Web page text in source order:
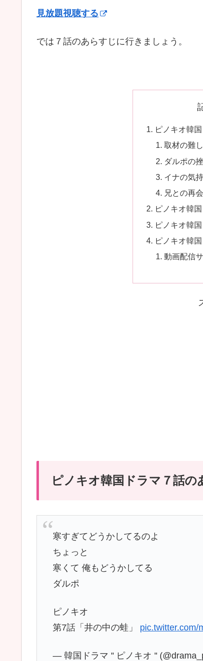
見放題視聴する
では７話のあらすじに行きましょう。
ピノキオ韓
取材の難
ダルポの
イナの気
兄との再
ピノキオ韓
ピノキオ韓
ピノキオ韓
動画配信
ピノキオ韓国ドラマ７話
寒すぎてどうかしてるのよ
ちょっと
寒くて 俺もどうかしてる
ダルポ
ピノキオ
第7話「井の中の蛙」 pic.twitter.com/
— 韓国ドラマ '' ピノキオ ''